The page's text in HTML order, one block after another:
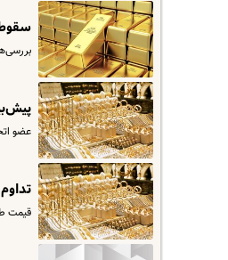
بررسی‌ها
پیش‌بینی
عضو
قیمت